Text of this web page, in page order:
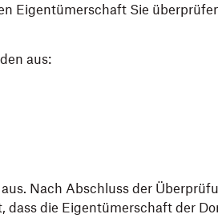
Eigentümerschaft Sie
aus:
Nach Abschluss der
die Eigentümerschaft der